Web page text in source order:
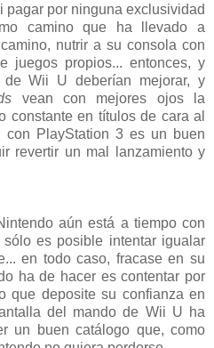
pagar por ninguna exclusividad
camino que ha llevado a
nutrir a su consola con
juegos propios... entonces, y
Wii U deberían mejorar, y
vean con mejores ojos la
constante en títulos de cara al
PlayStation 3 es un buen
revertir un mal lanzamiento y
aún está a tiempo con
es posible intentar igualar
en todo caso, fracase en su
ha de hacer es contentar por
que deposite su confianza en
del mando de Wii U ha
un buen catálogo que, como